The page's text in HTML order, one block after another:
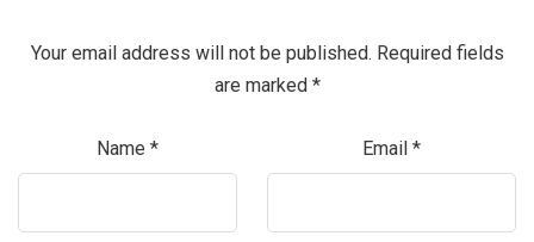
Your email address will not be published. Required fields
are marked *
Name * Email *